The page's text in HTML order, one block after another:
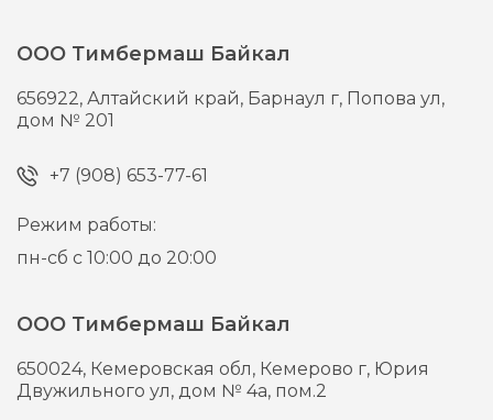
ООО Тимбермаш Байкал
656922,Алтайский край, Барнаул г, Попова ул,
дом № 201
+7 (908) 653-77-61
Режим работы:
пн-сб с 10:00 до 20:00
ООО Тимбермаш Байкал
650024, Кемеровская обл, Кемерово г, Юрия
Двужильного ул, дом № 4а, пом.2